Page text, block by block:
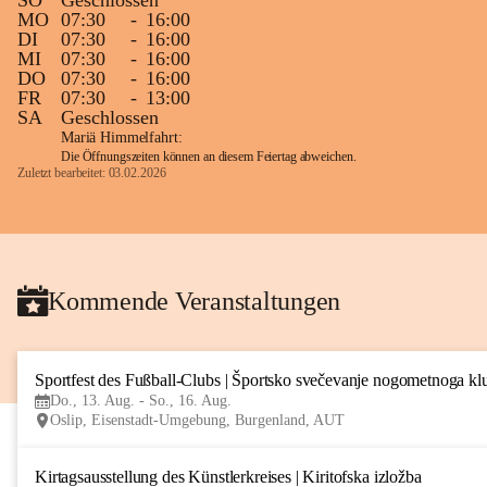
MO 07:30 - 16:00
DI
07:30 - 16:00
MI
07:30 - 16:00
DO
07:30 - 16:00
FR
07:30 - 13:00
SA
Geschlossen
Mariä Himmelfahrt:
Die Öffnungszeiten können an diesem Feiertag abweichen.
Zuletzt bearbeitet: 03.02.2026
Kommende Veranstaltungen
Sportfest des Fußball-Clubs | Športsko svečevanje nogometnoga
Do., 13. Aug. - So., 16. Aug.
Oslip, Eisenstadt-Umgebung, Burgenland, AUT
Kirtagsausstellung des Künstlerkreises | Kiritofska izložba